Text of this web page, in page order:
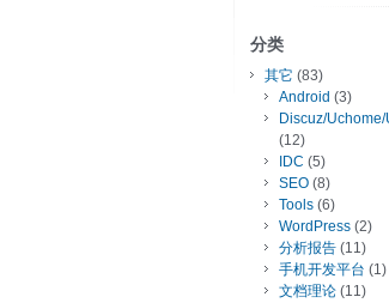
分类
其它 (83)
Android (3)
Discuz/
(12)
IDC (5)
SEO (8)
Tools (6)
WordPress (2)
分析报告 (11)
手机开发平台 (1)
文档理论 (11)